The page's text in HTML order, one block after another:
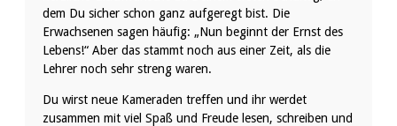
dem Du sicher schon ganz aufgeregt bist. Die
Erwachsenen sagen häufig: „Nun beginnt der Ernst des
Lebens!“ Aber das stammt noch aus einer Zeit, als die
Lehrer noch sehr streng waren.
Du wirst neue Kameraden treffen und ihr werdet
zusammen mit viel Spaß und Freude lesen, schreiben und